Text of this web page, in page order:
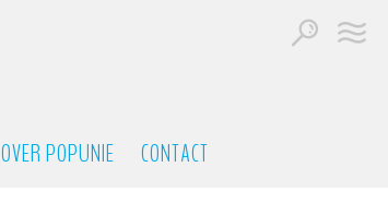
OVER POPUNIE CONTACT